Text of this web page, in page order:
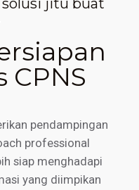
solusi jitu buat
CPNS
pendampingan
professional
siap menghadapi
yang diimpikan